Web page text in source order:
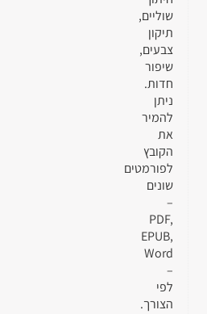
שוליים,
תיקון
צבעים,
שיפור
חדות.
ניתן
להמיר
את
הקובץ
לפורמטים
שונים
–
PDF,
EPUB,
Word
–
לפי
הצורך.